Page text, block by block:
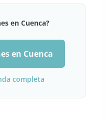
en Cuenca?
en Cuenca
completa